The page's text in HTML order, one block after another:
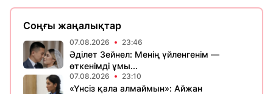
Соңғы жаңалықтар
07.08.2026 23:46
Әділет Зейнел: Менің үйленгенім —
өткенімді ұмы...
07.08.2026 23:10
«Үнсіз қала алмаймын»: Айжан